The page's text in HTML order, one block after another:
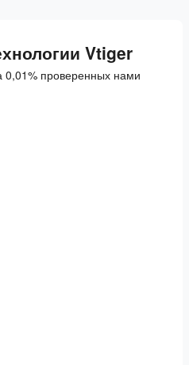
Vtiger
0,01% проверенных нами